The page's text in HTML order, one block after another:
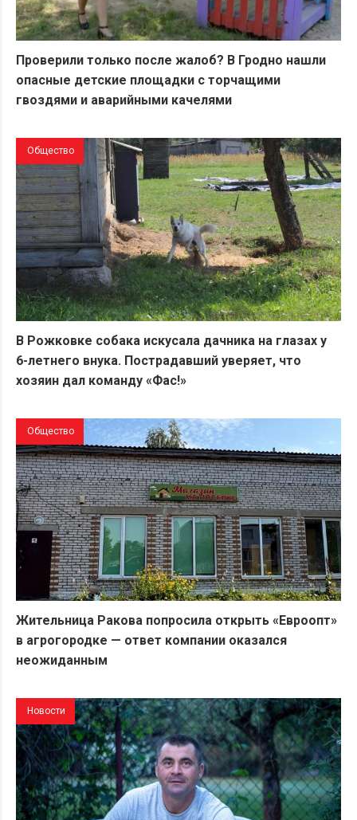
Проверили только после жалоб? В Гродно нашли
опасные детские площадки с торчащими
гвоздями и аварийными качелями
Общество
В Рожковке собака искусала дачника на глазах у
6-летнего внука. Пострадавший уверяет, что
хозяин дал команду «Фас!»
Общество
Жительница Ракова попросила открыть «Евроопт»
в агрогородке — ответ компании оказался
неожиданным
Новости